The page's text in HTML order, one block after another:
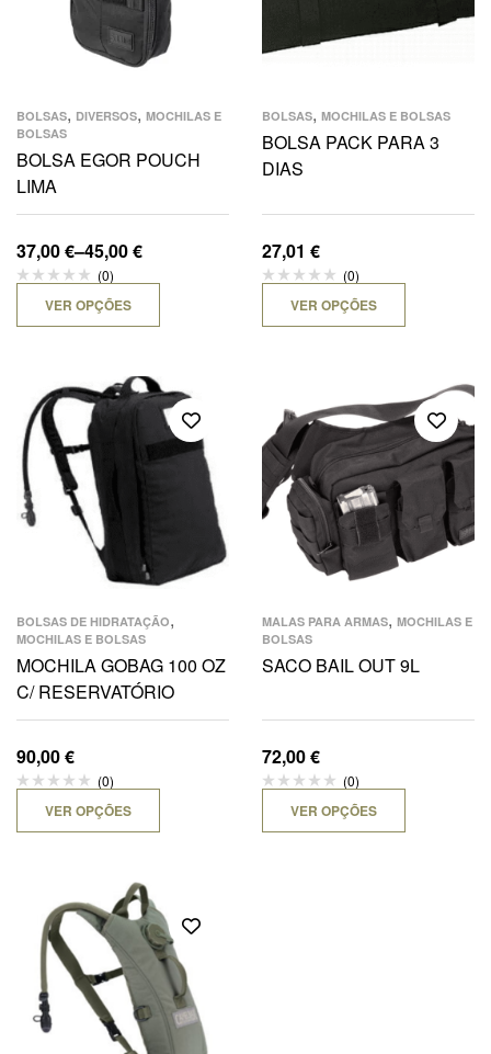
BOLSAS, DIVERSOS, MOCHILAS E
BOLSAS
BOLSA EGOR POUCH
LIMA
37,00€–45,00€
(0)
VER OPÇÕES
BOLSAS, MOCHILAS E BOLSAS
BOLSA PACK PARA 3
DIAS
27,01 €
(0)
VER OPÇÕES
BOLSAS DE HIDRATAÇÃO,
MOCHILAS E BOLSAS
MOCHILA GOBAG 100 OZ
C/ RESERVATÓRIO
90,00€
(0)
VER OPÇÕES
MALAS PARA ARMAS, MOCHILAS E
BOLSAS
SACO BAIL OUT 9L
72,00€
(0)
VER OPÇÕES